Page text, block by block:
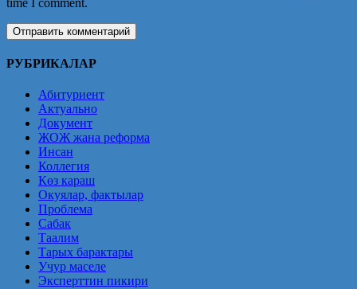
РУБРИКАЛАР
Абитуриент
Актуально
Документ
ЖОЖ жана реформа
Инсан
Коллегия
Көз караш
Окуялар, фактылар
Проблема
Сабак
Таалим
Тарых барактары
Учур маселе
Эксперттин пикири